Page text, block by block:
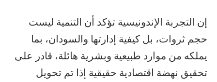
إن التجربة الإندونيسية تؤكد أن التنمية ليست
حجم ثروات، بل كيفية إدارتها والسودان، بما
يملكه من موارد طبيعية وبشرية هائلة، قادر على
تحقيق نهضة اقتصادية حقيقية إذا تم تحويل